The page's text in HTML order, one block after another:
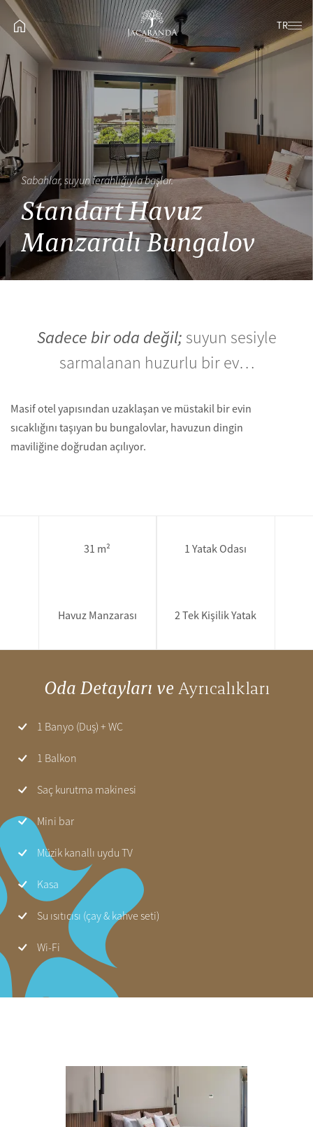
TR
Sabahlar, suyun ferahlığıyla başlar.
Standart Havuz
Manzaralı Bungalov
Sadece bir oda değil; suyun sesiyle
sarmalanan huzurlu bir ev…
Masif otel yapısından uzaklaşan ve müstakil bir evin
sıcaklığını taşıyan bu bungalovlar, havuzun dingin
maviliğine doğrudan açılıyor.
31 m² 1 Yatak Odası
Havuz Manzarası 2 Tek Kişilik Yatak
Oda Detayları ve Ayrıcalıkları
1 Banyo (Duş) + WC
1 Balkon
Saç kurutma makinesi
Mini bar
Müzik kanallı uydu TV
Kasa
Su ısıtıcısı (çay & kahve seti)
Wi-Fi